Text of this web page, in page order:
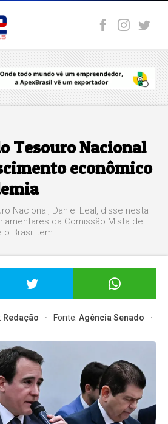
Tesouro Nacional
econômico
Nacional, Daniel Leal, disse nesta
da Comissão Mista de
o Brasil tem...
Redação Fonte:Agência Senado